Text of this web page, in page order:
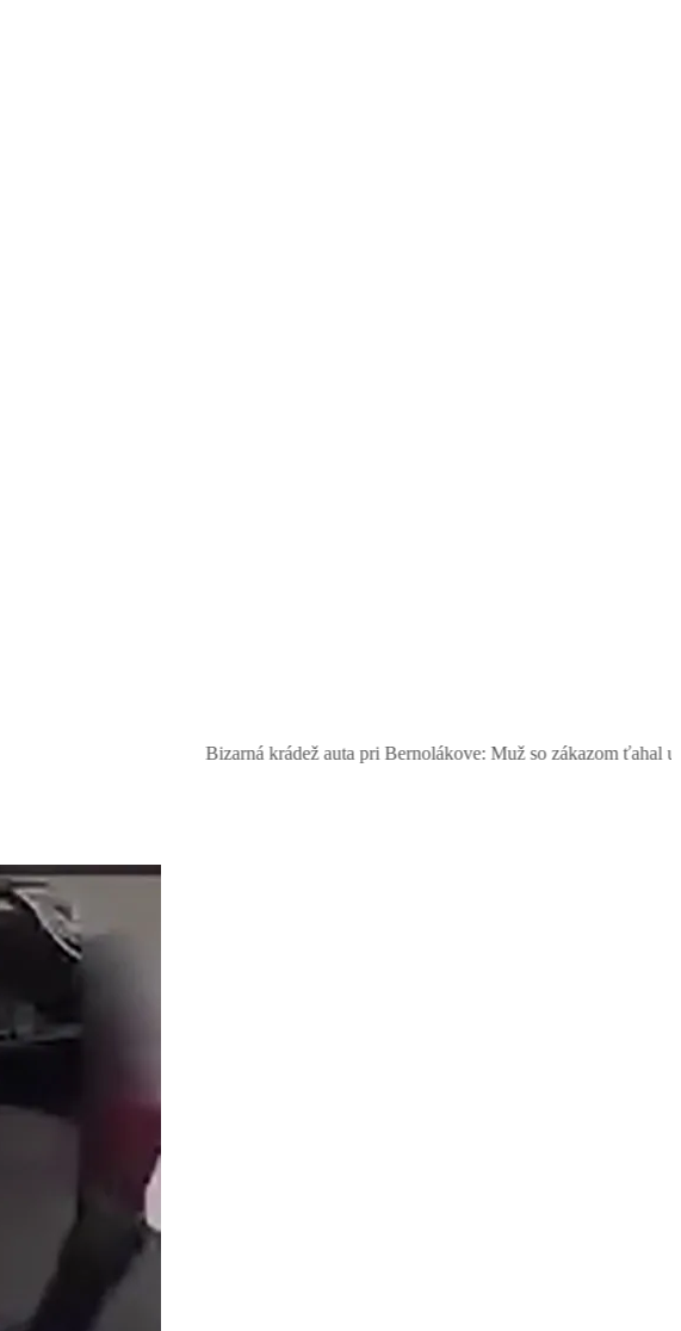
Bizarná krádež auta pri Bernolákove: Muž so zákazom ťahal ukradnutý Seat,